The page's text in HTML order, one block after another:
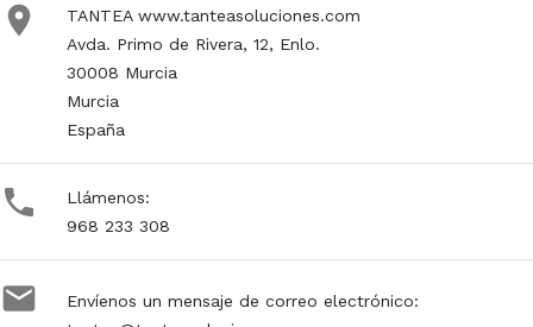

TANTEA www.tanteasoluciones.com
Avda. Primo de Rivera, 12, Enlo.
30008 Murcia
Murcia
España

Llámenos:
968 233 308

Envíenos un mensaje de correo electrónico: